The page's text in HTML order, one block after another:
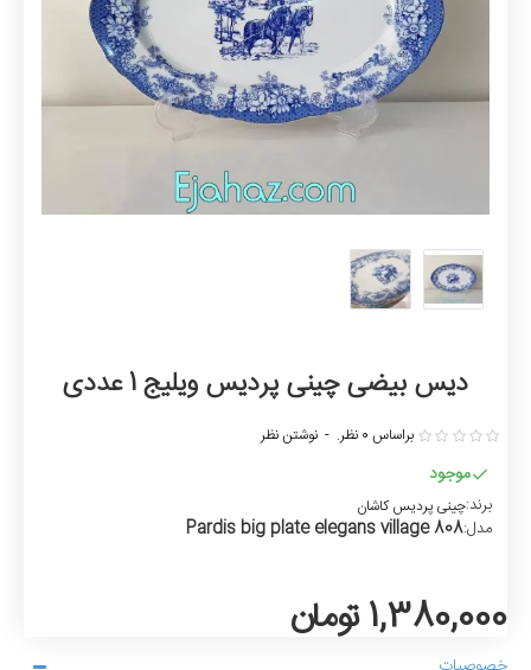
دیس بیضی چینی پردیس ویلیج 1 عددی
موجود
برند:چینی پردیس کاشان
مدل:Pardis big plate elegans village 808
براساس 0 نظر. - نوشتن نظر
1,380,000 تومان